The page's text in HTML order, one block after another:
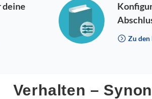
deine
Zu den
Verhalten –